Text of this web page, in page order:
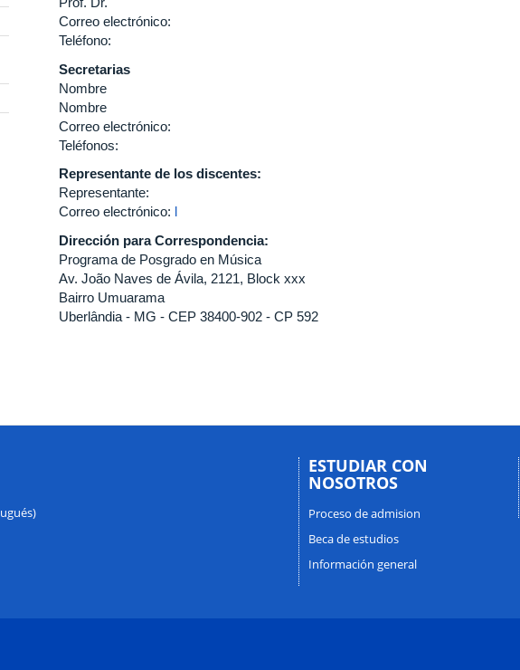
Correo electrónico:
Teléfono:
Secretarias
Nombre
Nombre
Correo electrónico:
Teléfonos:
Representante de los discentes:
Representante:
Correo electrónico: l
Dirección para Correspondencia:
Programa de Posgrado en Música
Av. João Naves de Ávila, 2121, Block xxx
Bairro Umuarama
Uberlândia - MG - CEP 38400-902 - CP 592
ESTUDIAR CON
NOSOTROS
Proceso de admision
Beca de estudios
Información general